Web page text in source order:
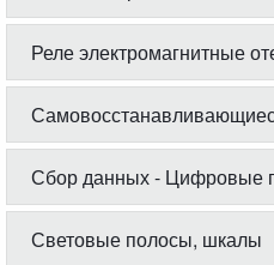
Реле электромагнитные
Сбор данных - Цифровые
Световые полосы, шкалы